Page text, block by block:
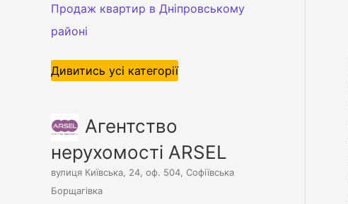
Продаж квартир в Дніпровському
районі
Дивитись усі категорії
Агентство
нерухомості ARSEL
вулиця Київська, 24, оф. 504, Софіївська
Борщагівка